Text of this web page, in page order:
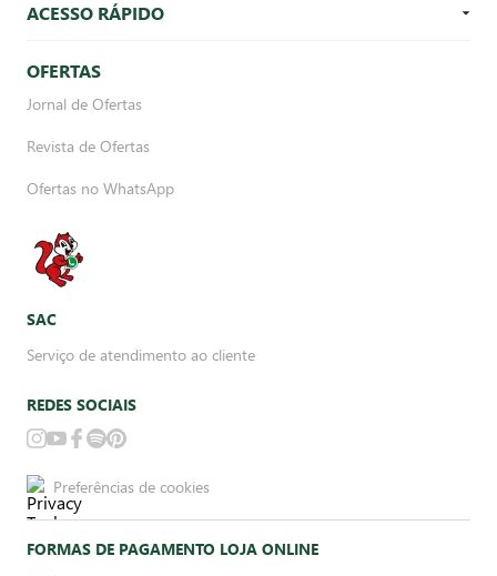
ACESSO RÁPIDO
OFERTAS
Jornal de Ofertas
Revista de Ofertas
Ofertas no WhatsApp
SAC
Serviço de atendimento ao cliente
REDES SOCIAIS
Preferências de cookies
FORMAS DE PAGAMENTO LOJA ONLINE